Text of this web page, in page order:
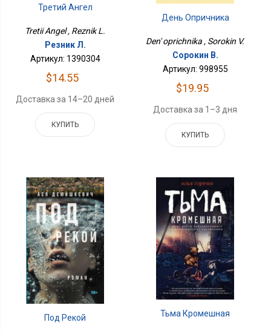
Третий Ангел
Tretii Angel , Reznik L.
Резник Л.
Артикул: 1390304
$14.55
Доставка за 14–20 дней
КУПИТЬ
День Опричника
Den' oprichnika , Sorokin V.
Сорокин В.
Артикул: 998955
$19.95
Доставка за 1–3 дня
КУПИТЬ
Под Рекой Тьма Кромешная